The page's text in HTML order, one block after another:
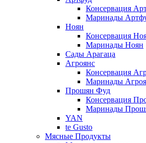
Консервация
Маринады
Ноян
Консервация
Маринады Ноян
Сады Арагаца
Агроянс
Консервация
Маринады
Прошян Фуд
Консервация
Маринады
YAN
te Gusto
Мясные Продукты